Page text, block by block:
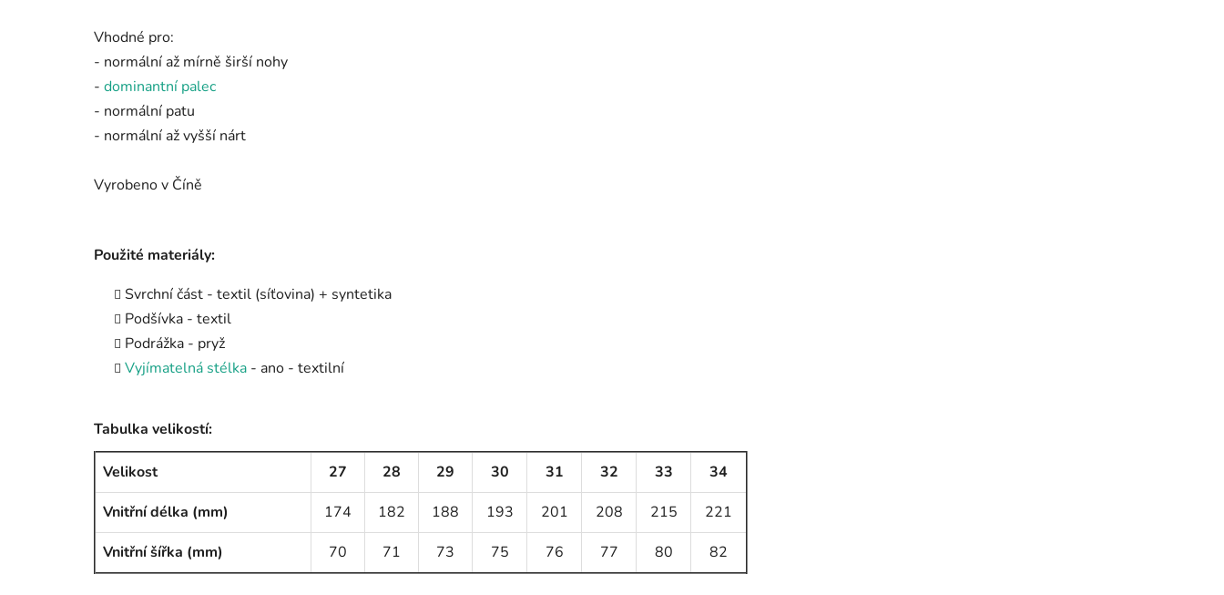
Vhodné pro:
- normální až mírně širší nohy
- dominantní palec
- normální patu
- normální až vyšší nárt
Vyrobeno v Číně
Použité materiály:
Svrchní část - textil (síťovina) + syntetika
Podšívka - textil
Podrážka - pryž
Vyjímatelná stélka - ano - textilní
Tabulka velikostí:
Velikost 27 28 29 30 31 32 33
34
Vnitřní délka (mm)
174 182 188 193 201 208 215
221
Vnitřní šířka (mm)
70 71 73 75 76 77 80 82